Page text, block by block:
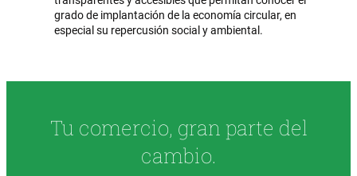
grado de implantación de la economía circular, en
especial su repercusión social y ambiental.
Tu comercio, gran parte del
cambio.